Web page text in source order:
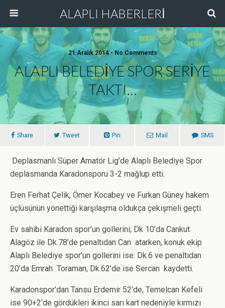
ALAPLI HABERLERİ
21 Aralık 2014 • No Comments
ALAPLI BELEDİYE SPOR SERİYE
TAKTI…
Share Tweet Pin Mail SMS
Deplasmanlı Süper Amatör Lig’de Alaplı Belediye Spor
deplasmanda Karadonsporu 3-2 mağlup etti.
Eren Ferhat Çelik, Ömer Kocabey ve Furkan Güney hakem
üçlüsünün yönettiği karşılaşma oldukça çekişmeli geçti.
Ev sahibi Karadon spor’un gollerini; Dk 10’da Cankut
Alagöz ile Dk.78’de penaltıdan Can atarken, konuk ekip
Alaplı Belediye spor’un gollerini ise: Dk.6 ve penaltıdan
20’da Emrah Toraman, Dk.62’de ise Sercan kaydetti.
Karadonspor’dan Tansu Erdemir 52’de, Temelcan Kefeli
ise 90+2’de gördükleri ikinci sarı kart nedeniyle kırmızı